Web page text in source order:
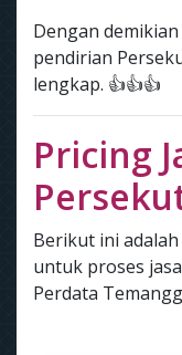
Dengan
pendirian
lengkap. 👍👍👍
Pricing
Berikut ini
untuk proses
Perdata